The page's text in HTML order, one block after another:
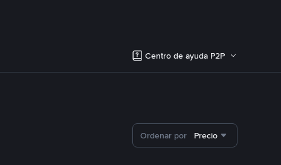
Centro de ayuda P2P
Ordenar por Precio